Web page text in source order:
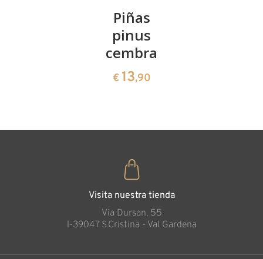
Piñas
pinus
cembra
€ 13,90
Visita nuestra tienda
Via Dursan, 55
l-39047 S.Cristina - Val Gardena